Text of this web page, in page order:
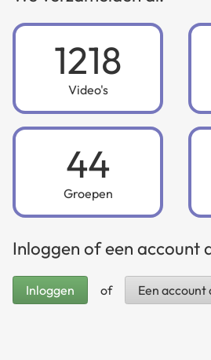
1218
Video's
44
Groepen
Inloggen of een account
Inloggen of Een account